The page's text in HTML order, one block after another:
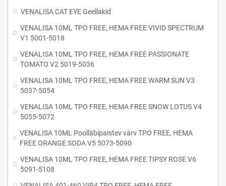
VENALISA CAT EYE Geellakid
VENALISA 10ML TPO FREE, HEMA FREE VIVID SPECTRUM
V1 5001-5018
VENALISA 10ML TPO FREE, HEMA FREE PASSIONATE
TOMATO V2 5019-5036
VENALISA 10ML TPO FREE, HEMA FREE WARM SUN V3
5037-5054
VENALISA 10ML TPO FREE, HEMA FREE SNOW LOTUS V4
5055-5072
VENALISA 10ML Poolläbipaistev värv TPO FREE, HEMA
FREE ORANGE SODA V5 5073-5090
VENALISA 10ML TPO FREE, HEMA FREE TIPSY ROSE V6
5091-5108